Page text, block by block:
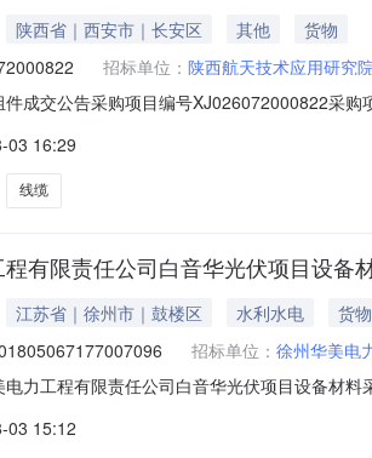
陕西省｜西安市｜长安区 其他
货物
招标单位： 陕西航天技术应用研究
件成交公告采购项目编号XJ026072000822采
03 16:29
线缆
有限责任公司白音华光伏项目设备
江苏省｜徐州市｜鼓楼区 水利水电
货物
招标单位： 徐州华美电
电力工程有限责任公司白音华光伏项目设备材
订采购合同，否则视为中标人放弃中标资格。
03 15:12